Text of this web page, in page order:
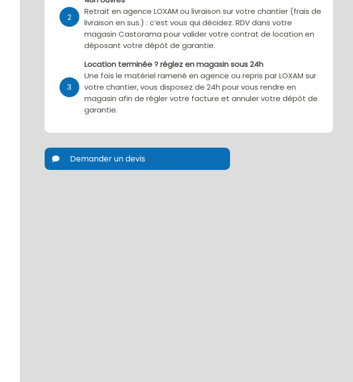
2
Retrait en agence LOXAM ou livraison sur votre chantier (frais de
livraison en sus.) : c’est vous qui décidez. RDV dans votre
magasin Castorama pour valider votre contrat de location en
déposant votre dépôt de garantie.
3
Location terminée ? réglez en magasin sous 24h
Une fois le matériel ramené en agence ou repris par LOXAM sur
votre chantier, vous disposez de 24h pour vous rendre en
magasin afin de régler votre facture et annuler votre dépôt de
garantie.
Demander un devis